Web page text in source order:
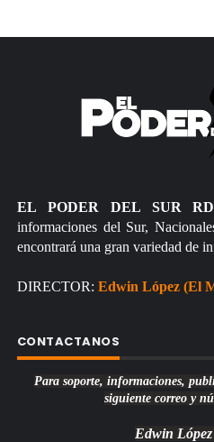
EL PODER DEL SUR RD
informaciones del Sur,
encontrará una gran variedad de
DIRECTOR: Edwin López (El
CONTACTANOS
Para soporte, informaciones,
siguiente correo y
Edwin López